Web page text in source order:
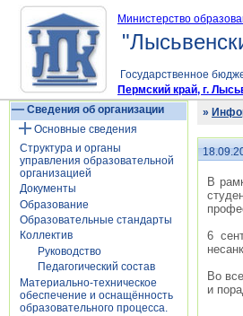
Министерство
Государственное
Пермский край, г.
Сведения об организации
Основные сведения
Структура и органы
управления образовательной
организацией
Документы
Образование
Образовательные стандарты
Коллектив
Руководство
Педагогический состав
Материально-техническое
обеспечение и оснащённость
образовательного процесса.
»
В
6
Во
и